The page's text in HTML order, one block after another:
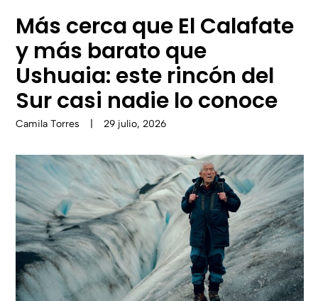
Más cerca que El Calafate
y más barato que
Ushuaia: este rincón del
Sur casi nadie lo conoce
Camila Torres 29 julio, 2026